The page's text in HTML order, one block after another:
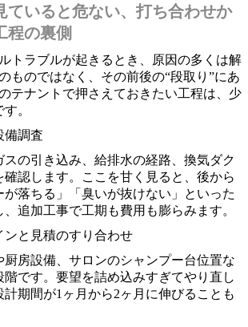
ていると危ない、打ち合わせか
程の裏側
トラブルが起きるとき、原因の多くは解
ものではなく、その前後の“段取り”にあ
テナントで押さえておきたい工程は、少
。
備調査
スの引き込み、給排水の経路、換気ダク
確認します。ここを甘く見ると、後から
が落ちる」「臭いが抜けない」といった
、追加工事で工期も費用も膨らみます。
ンと見積のすり合わせ
厨房設備、サロンのシャンプー台位置な
階です。要望を詰め込みすぎてやり直し
計期間が1ヶ月から2ヶ月に伸びることも